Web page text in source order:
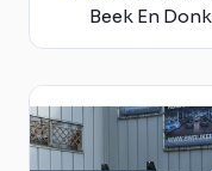
Beek En Donk